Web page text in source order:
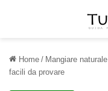
Home / Mangiare naturale
facili da provare